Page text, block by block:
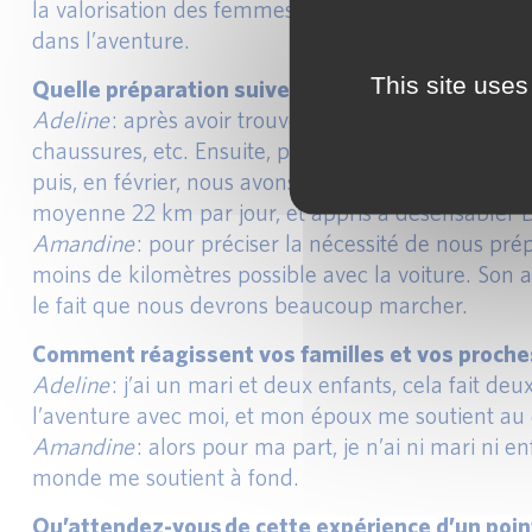
la valorisation des femmes… bref, tous les
dans l’aventure.
Quelle préparation suivez-vous ?
Adeline: après avoir trouvé le financement, le
chaussures, etc. Ensuite, prochaine étape : nous
puis, en février, nous avons fait un stage de
moyenne 22 km par jour, et appris à désensabler
Amandine: pour préciser la nécessité de nous
moins de kilomètres possible avec la voiture.
le fait que nous devrons beaucoup marcher.
Comment réagissent vos familles et vos
Adeline: j’ai un mari et deux enfants, cela fait
l’aventure avec moi, et mon époux me soutient
Amandine: alors pour ma part, je n’ai ni mari ni
monde me soutient à fond.
Qu’attendez-vous de cette expérience d’un
This site